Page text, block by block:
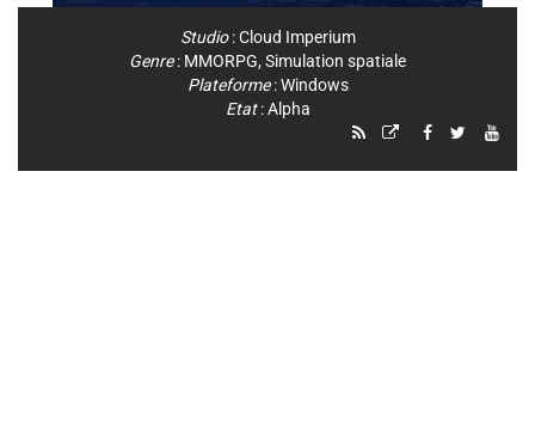
Studio:Cloud Imperium
Genre: MMORPG, Simulation spatiale
Plateforme:Windows
Etat: Alpha